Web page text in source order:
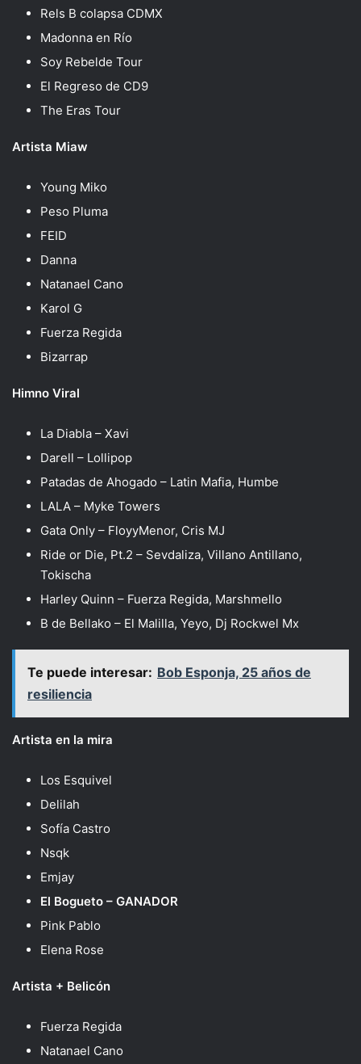
Rels B colapsa CDMX
Madonna en Río
Soy Rebelde Tour
El Regreso de CD9
The Eras Tour
Artista Miaw
Young Miko
Peso Pluma
FEID
Danna
Natanael Cano
Karol G
Fuerza Regida
Bizarrap
Himno Viral
La Diabla – Xavi
Darell – Lollipop
Patadas de Ahogado – Latin Mafia, Humbe
LALA – Myke Towers
Gata Only – FloyyMenor, Cris MJ
Ride or Die, Pt.2 – Sevdaliza, Villano Antillano,
Tokischa
Harley Quinn – Fuerza Regida, Marshmello
B de Bellako – El Malilla, Yeyo, Dj Rockwel Mx
Te puede interesar: Bob Esponja, 25 años de
resiliencia
Artista en la mira
Los Esquivel
Delilah
Sofía Castro
Nsqk
Emjay
El Bogueto – GANADOR
Pink Pablo
Elena Rose
Artista + Belicón
Fuerza Regida
Natanael Cano